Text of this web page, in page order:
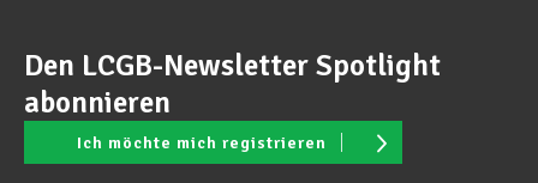
Den LCGB-Newsletter Spotlight
abonnieren
Ich möchte mich registrieren